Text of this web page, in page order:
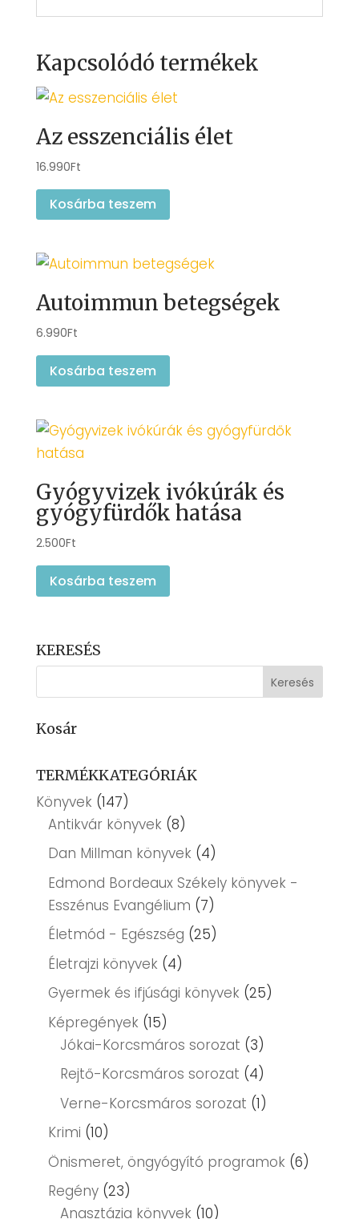
Kapcsolódó termékek
Az esszenciális élet
16.990Ft
Kosárba teszem
Autoimmun betegségek
6.990Ft
Kosárba teszem
Gyógyvizek ivókúrák és
gyógyfürdők hatása
2.500Ft
Kosárba teszem
KERESÉS
Kosár
TERMÉKKATEGÓRIÁK
Könyvek (147)
Antikvár könyvek (8)
Dan Millman könyvek (4)
Edmond Bordeaux Székely könyvek -
Esszénus Evangélium (7)
Életmód - Egészség (25)
Életrajzi könyvek (4)
Gyermek és ifjúsági könyvek (25)
Képregények (15)
Jókai-Korcsmáros sorozat (3)
Rejtő-Korcsmáros sorozat (4)
Verne-Korcsmáros sorozat (1)
Krimi (10)
Önismeret, öngyógyító programok (6)
Regény (23)
Anasztázia könyvek (10)